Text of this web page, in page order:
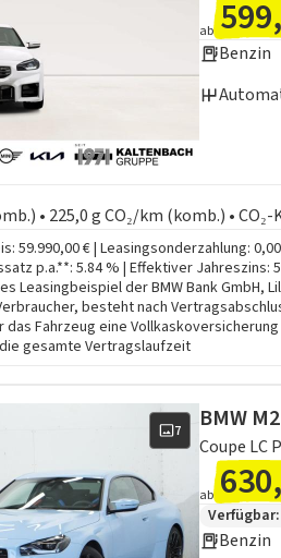
ab
Benzin
• 225,0 g CO₂/km (komb.) •
59.990,00 € | Leasingsonderzahlung:
p.a.**: 5.84 % | Effektiver Jahreszins:
Leasingbeispiel der BMW Bank GmbH,
besteht nach
Fahrzeug eine
gesamte Vertragslaufzeit
7 BMW M2
ab
Benzin